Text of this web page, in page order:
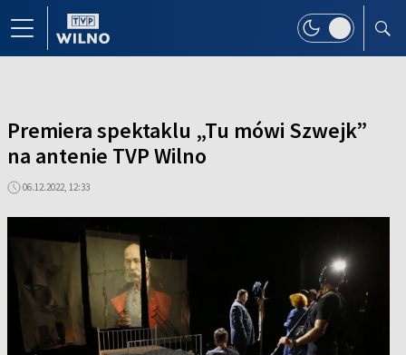
Premiera spektaklu „Tu mówi Szwejk”
na antenie TVP Wilno
06.12.2022, 12:33